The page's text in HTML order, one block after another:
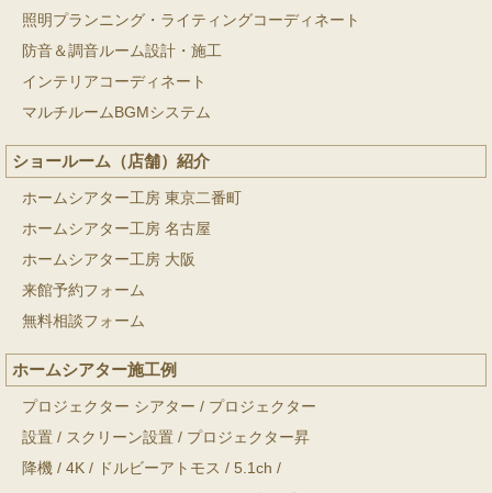
照明プランニング・ライティングコーディネート
防音＆調音ルーム設計・施工
インテリアコーディネート
マルチルームBGMシステム
ショールーム（店舗）紹介
ホームシアター工房 東京二番町
ホームシアター工房 名古屋
ホームシアター工房 大阪
来館予約フォーム
無料相談フォーム
ホームシアター施工例
プロジェクター シアター / プロジェクター
設置 / スクリーン設置 / プロジェクター昇
降機 / 4K / ドルビーアトモス / 5.1ch /